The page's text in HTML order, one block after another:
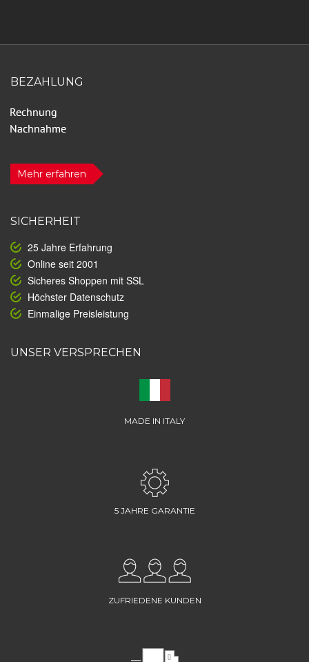
BEZAHLUNG
Mehr erfahren
SICHERHEIT
25 Jahre Erfahrung
Online seit 2001
Sicheres Shoppen mit SSL
Höchster Datenschutz
Einmalige Preisleistung
UNSER VERSPRECHEN
MADE IN ITALY
5 JAHRE GARANTIE
ZUFRIEDENE KUNDEN